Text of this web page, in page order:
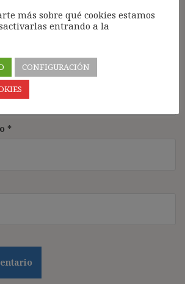
*
más sobre qué cookies estamos
entrando a la
CONFIGURACIÓN